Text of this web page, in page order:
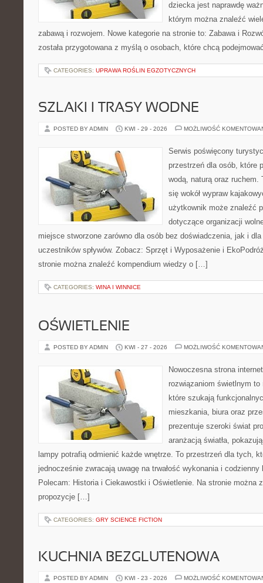
dziecka jest naprawdę
którym można znaleźć
zabawą i rozwojem. Nowe kategorie na stronie to: Zabawa i
została przygotowana z myślą o osobach, które chcą
CATEGORIES: UPRAWA ROŚLIN EGZOTYCZNYCH
SZLAKI I TRASY WODNE
POSTED BY ADMIN KWI - 29 - 2026 MOŻLIWOŚĆ
Serwis poświęcony
przestrzeń dla osób, które
wodą, naturą oraz ruchem.
się wokół wypraw
użytkownik może znaleźć
dotyczące organizacji
miejsce stworzone zarówno dla osób bez doświadczenia, jak i
uczestników spływów. Zobacz: Sprzęt i Wyposażenie i
stronie można znaleźć kompendium wiedzy o […]
CATEGORIES: WINA I WINNICE
OŚWIETLENIE
POSTED BY ADMIN KWI - 27 - 2026 MOŻLIWOŚĆ
Nowoczesna strona
rozwiązaniom świetlnym
które szukają
mieszkania, biura oraz
prezentuje szeroki świat
aranżacją światła,
lampy potrafią odmienić każde wnętrze. To przestrzeń dla tych,
jednocześnie zwracają uwagę na trwałość wykonania i
Polecam: Historia i Ciekawostki i Oświetlenie. Na stronie można
propozycje […]
CATEGORIES: GRY SCIENCE FICTION
KUCHNIA BEZGLUTENOWA
POSTED BY ADMIN KWI - 23 - 2026 MOŻLIWOŚĆ